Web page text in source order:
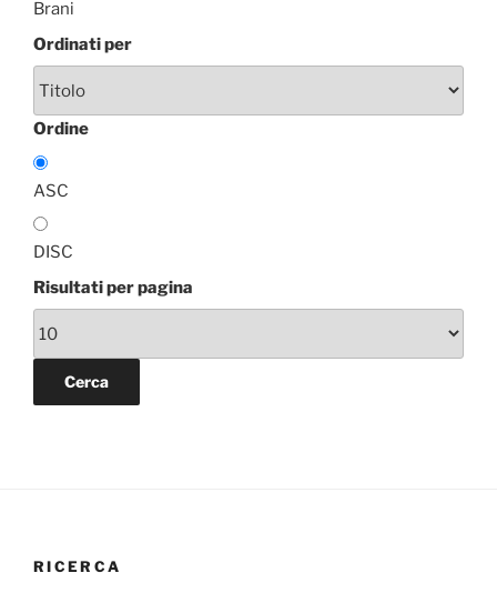
Brani
Ordinati per
Ordine
ASC
DISC
Risultati per pagina
RICERCA